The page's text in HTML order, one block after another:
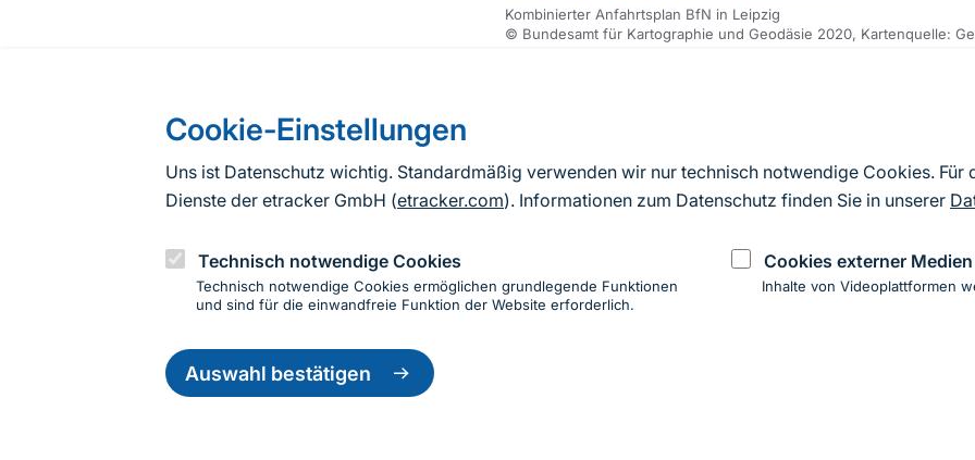
Cookie-Einstellungen
Uns ist Datenschutz wichtig. Standardmäßig verwenden wir nur technisch notwendige Cookies. Für
Dienste der etracker GmbH (etracker.com). Informationen zum Datenschutz finden Sie in unserer
Technisch notwendige Cookies
Technisch notwendige Cookies ermöglichen grundlegende Funktionen
und sind für die einwandfreie Funktion der Website erforderlich.
Cookies externer Medien
Inhalte von Videoplattformen
Auswahl bestätigen
Einwilligung
zurückziehen
Kombinierter Anfahrtsplan BfN in Leipzig
© Bundesamt für Kartographie und Geodäsie 2020, Kartenquelle:
Nahverkehr Mitteldeutscher Verkehrsverbund
Informationen zur Seite